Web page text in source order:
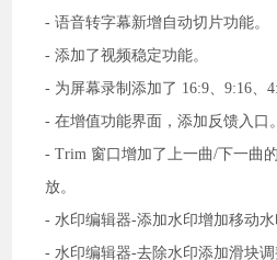
- 语音转字幕新增自动切片功能。
- 添加了视频稳定功能。
- 为屏幕录制添加了 16:9、9:16、
- 在增值功能界面，添加反馈入口。
- Trim 窗口增加了上一曲/下一曲
放。
- 水印编辑器-添加水印增加移动水
- 水印编辑器-去除水印添加滑块调